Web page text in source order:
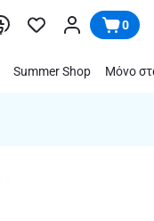
0
Summer Shop Μόνο